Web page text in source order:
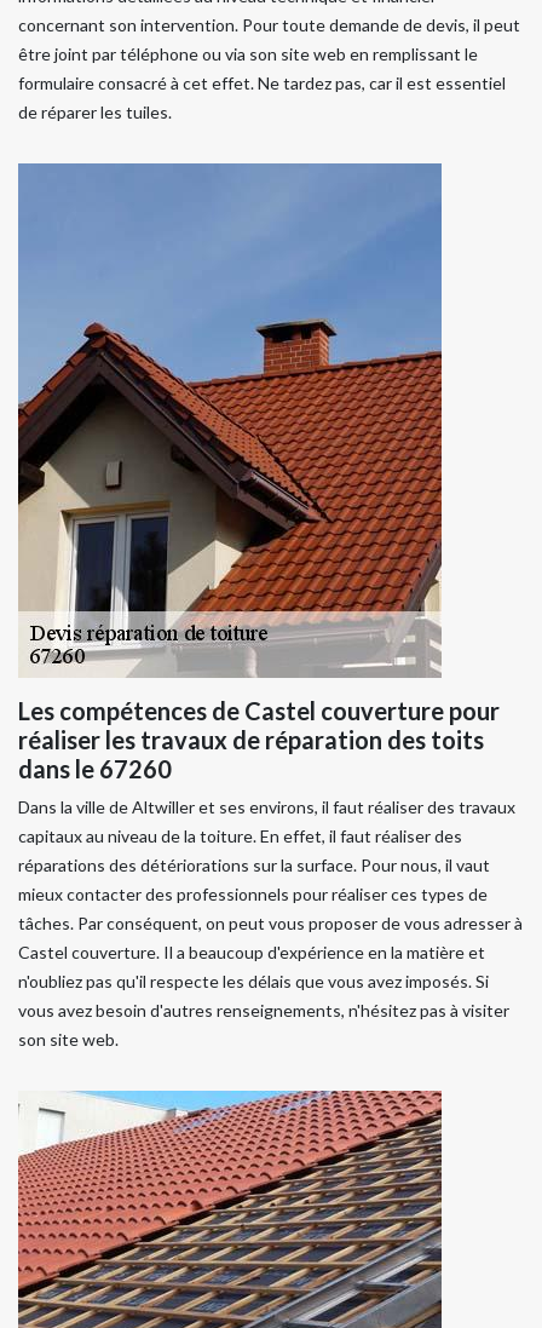
concernant son intervention. Pour toute demande de devis, il peut
être joint par téléphone ou via son site web en remplissant le
formulaire consacré à cet effet. Ne tardez pas, car il est essentiel
de réparer les tuiles.
Les compétences de Castel couverture pour
réaliser les travaux de réparation des toits
dans le 67260
Dans la ville de Altwiller et ses environs, il faut réaliser des travaux
capitaux au niveau de la toiture. En effet, il faut réaliser des
réparations des détériorations sur la surface. Pour nous, il vaut
mieux contacter des professionnels pour réaliser ces types de
tâches. Par conséquent, on peut vous proposer de vous adresser à
Castel couverture. Il a beaucoup d'expérience en la matière et
n'oubliez pas qu'il respecte les délais que vous avez imposés. Si
vous avez besoin d'autres renseignements, n'hésitez pas à visiter
son site web.